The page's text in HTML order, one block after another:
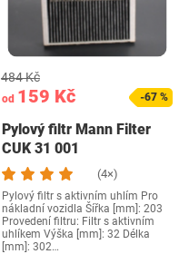
od 159 Kč
484 Kč
-67 %
Pylový filtr Mann Filter
CUK 31 001
(4×)
Pylový filtr s aktivním uhlím Pro
nákladní vozidla Šířka [mm]: 203
Provedení filtru: Filtr s aktivním
uhlíkem Výška [mm]: 32 Délka
[mm]: 302…